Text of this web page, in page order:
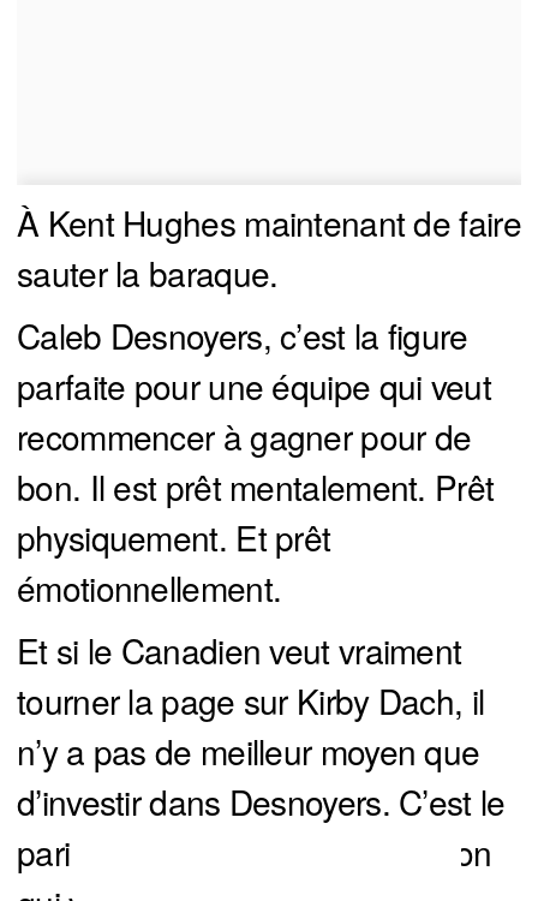
À Kent Hughes maintenant de faire
sauter la baraque.
Caleb Desnoyers, c’est la figure
parfaite pour une équipe qui veut
recommencer à gagner pour de
bon. Il est prêt mentalement. Prêt
physiquement. Et prêt
émotionnellement.
Et si le Canadien veut vraiment
tourner la page sur Kirby Dach, il
n’y a pas de meilleur moyen que
d’investir dans Desnoyers. C’est le
pari parfait pour une organisation